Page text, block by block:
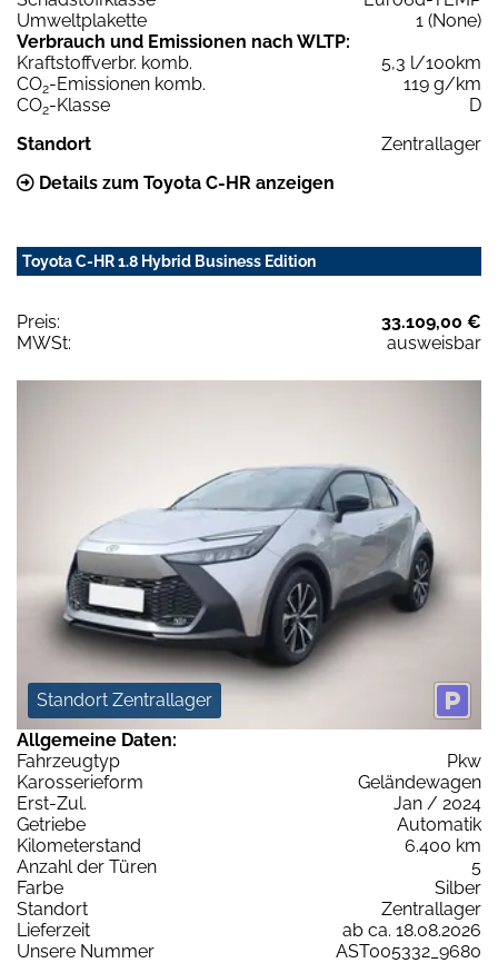
Umweltplakette
1 (None)
Verbrauch und Emissionen nach WLTP:
Kraftstoffverbr. komb.
5,3 l/100km
CO2-Emissionen komb.
119 g/km
CO2-Klasse
D
Standort
Zentrallager
Details zum Toyota C-HR anzeigen
Toyota C-HR 1.8 Hybrid Business Edition
Preis:
33.109,00 €
MWSt:
ausweisbar
Standort Zentrallager
Allgemeine Daten:
Fahrzeugtyp
Pkw
Karosserieform
Geländewagen
Erst-Zul.
Jan / 2024
Getriebe
Automatik
Kilometerstand
6.400 km
Anzahl der Türen
5
Farbe
Silber
Standort
Zentrallager
Lieferzeit
ab ca. 18.08.2026
Unsere Nummer
AST005332_9680